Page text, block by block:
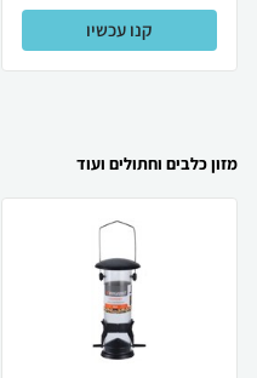
קנו עכשיו
מזון כלבים וחתולים ועוד